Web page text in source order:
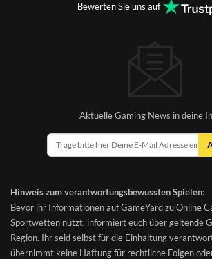
Bewerten Sie uns auf
Aktuelle Gaming News in deine
Hinweis zum verantwortungsbewussten Spielen:
Bevor ihr Informationen auf GameYard zu Online
Sportwetten nutzt, informiert euch über geltende
Region. Ihr seid selbst für die Einhaltung
übernimmt keine Haftung für rechtliche Folgen